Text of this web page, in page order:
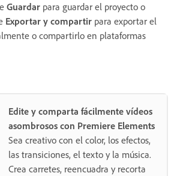
Guardar para guardar el proyecto o
Exportar y compartir para exportar el
o compartirlo en plataformas
Edite y comparta fácilmente vídeos
asombrosos con Premiere Elements
Sea creativo con el color, los efectos,
las transiciones, el texto y la música.
Crea carretes, reencuadra y recorta